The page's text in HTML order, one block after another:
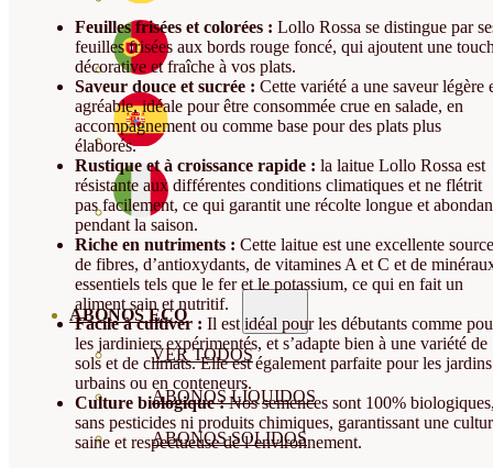
ABONOS ECO
VER TODOS
ABONOS LÍQUIDOS
ABONOS SOLIDOS
Feuilles frisées et colorées : Lollo Rossa se distingue par
feuilles frisées aux bords rouge foncé, qui ajoutent une
décorative et fraîche à vos plats.
Saveur douce et sucrée : Cette variété a une saveur légère
agréable, idéale pour être consommée crue en salade, en
accompagnement ou comme base pour des plats plus
élaborés.
Rustique et à croissance rapide : la laitue Lollo Rossa est
résistante aux différentes conditions climatiques et ne flétrit
pas facilement, ce qui garantit une récolte longue et
pendant la saison.
Riche en nutriments : Cette laitue est une excellente source
de fibres, d’antioxydants, de vitamines A et C et de
essentiels tels que le fer et le potassium, ce qui en fait un
aliment sain et nutritif.
Facile à cultiver : Il est idéal pour les débutants comme
les jardiniers expérimentés, et s’adapte bien à une variété de
sols et de climats. Elle est également parfaite pour les jardins
urbains ou en conteneurs.
Culture biologique :Nos semences sont 100%
sans pesticides ni produits chimiques, garantissant une
saine et respectueuse de l’environnement.